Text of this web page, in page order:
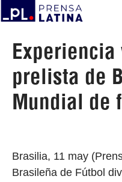
prelista de
Mundial de
Brasilia, 11 may
Brasileña de Fútbol